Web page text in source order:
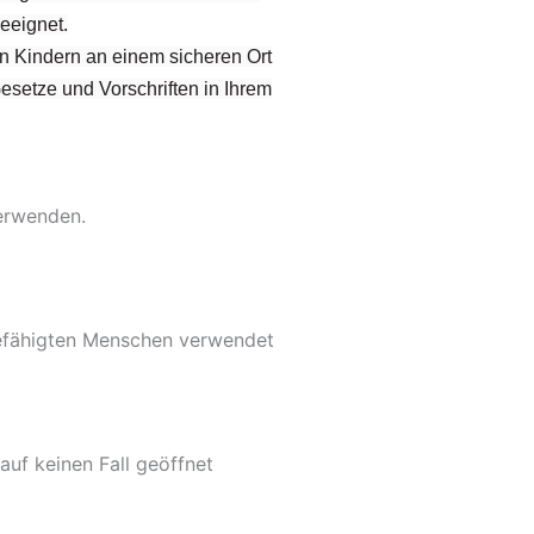
Kindern an einem sicheren Ort
und Vorschriften in Ihrem
Menschen verwendet
keinen Fall geöffnet